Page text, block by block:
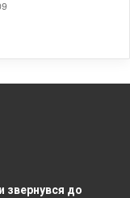
звернувся до